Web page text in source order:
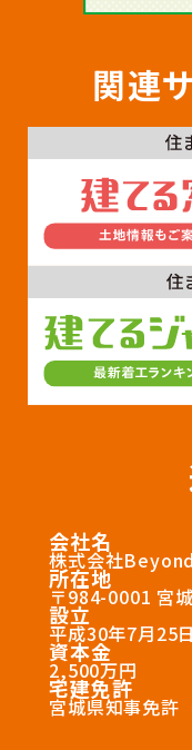
関連
会社名
株式会社
所在地
〒984-0001 宮
設立
平成30年7月25日
資本金
2,500万円
宅建免許
宮城県知事免許